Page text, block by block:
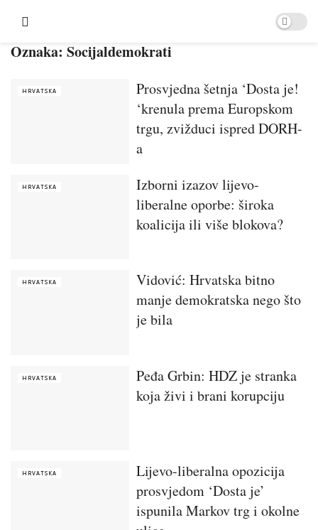
Oznaka: Socijaldemokrati
HRVATSKA
Prosvjedna šetnja ‘Dosta je!
‘krenula prema Europskom
trgu, zvižduci ispred DORH-
a
HRVATSKA
Izborni izazov lijevo-
liberalne oporbe: široka
koalicija ili više blokova?
HRVATSKA
Vidović: Hrvatska bitno
manje demokratska nego što
je bila
HRVATSKA
Peđa Grbin: HDZ je stranka
koja živi i brani korupciju
HRVATSKA
Lijevo-liberalna opozicija
prosvjedom ‘Dosta je’
ispunila Markov trg i okolne